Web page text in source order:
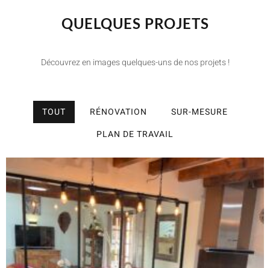
QUELQUES PROJETS
Découvrez en images quelques-uns de nos projets !
TOUT RÉNOVATION
SUR-MESURE
PLAN DE TRAVAIL